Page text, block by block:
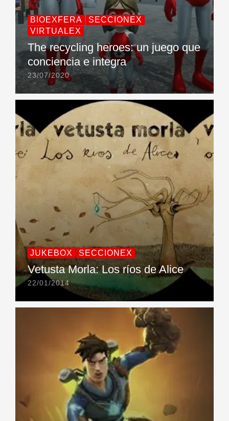
BIOEXFERA
SECCIONEX
VIRTUALEX
The recycling heroes: un juego que
conciencia e integra
23/07/2020
JUKEBOX SECCIONEX
Vetusta Morla: Los ríos de Alice
22/01/2014